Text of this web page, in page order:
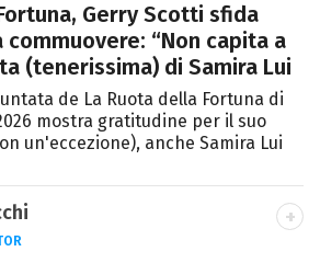
Gerry Scotti sfida
commuovere: “Non capita a
(tenerissima) di Samira Lui
de La Ruota della Fortuna di
mostra gratitudine per il suo
un'eccezione), anche Samira Lui